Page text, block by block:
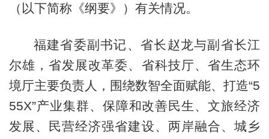
（以下简称《纲要》）有关情况。
福建省委副书记、省长赵龙与副省长江
尔雄，省发展改革委、省科技厅、省生态环
境厅主要负责人，围绕数智全面赋能、打造“5
55X”产业集群、保障和改善民生、文旅经济
发展、民营经济强省建设、两岸融合、城乡